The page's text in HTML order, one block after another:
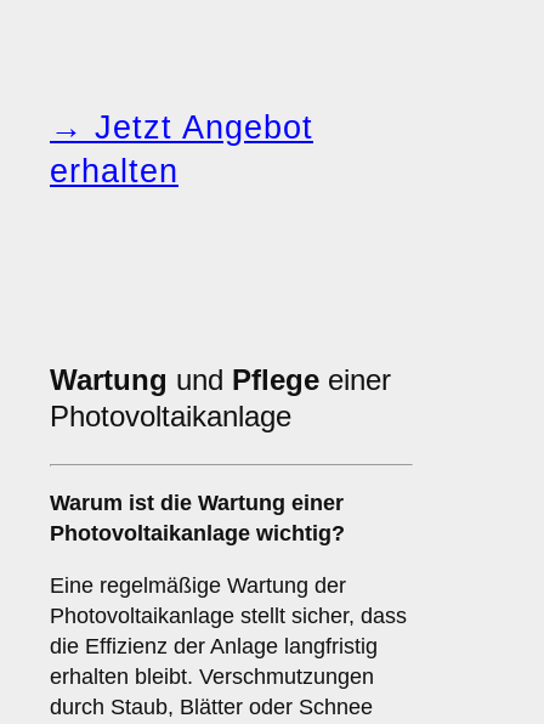
→ Jetzt Angebot
erhalten
Wartung und Pflege einer
Photovoltaikanlage
Warum ist die Wartung einer
Photovoltaikanlage wichtig?
Eine regelmäßige Wartung der
Photovoltaikanlage stellt sicher, dass
die Effizienz der Anlage langfristig
erhalten bleibt. Verschmutzungen
durch Staub, Blätter oder Schnee